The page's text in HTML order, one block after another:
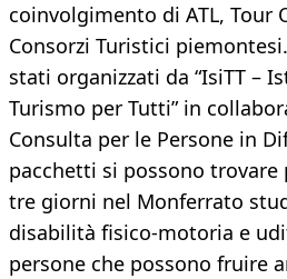
coinvolgimento di ATL, Tour
Consorzi Turistici
stati organizzati da “IsiTT –
Turismo per Tutti” in
Consulta per le Persone in
pacchetti si possono trovare
tre giorni nel Monferrato
disabilità fisico-motoria e
persone che possono fruire